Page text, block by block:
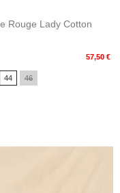
Rouge Lady Cotton
57,50 €
44 46